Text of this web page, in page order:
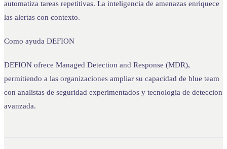
automatiza tareas repetitivas. La inteligencia de amenazas enriquece
las alertas con contexto.
Como ayuda DEFION
DEFION ofrece Managed Detection and Response (MDR),
permitiendo a las organizaciones ampliar su capacidad de blue team
con analistas de seguridad experimentados y tecnologia de deteccion
avanzada.